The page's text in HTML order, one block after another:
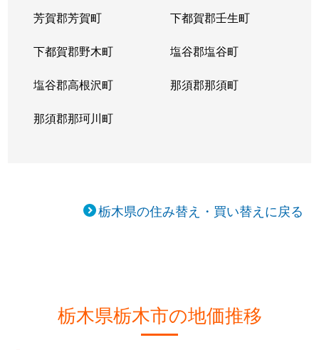
芳賀郡芳賀町 下都賀郡壬生町
下都賀郡野木町 塩谷郡塩谷町
塩谷郡高根沢町 那須郡那須町
那須郡那珂川町
栃木県の住み替え・買い替えに戻る
栃木県栃木市の地価推移